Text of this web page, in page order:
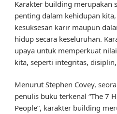
Karakter building merupakan
penting dalam kehidupan
kesuksesan karir maupun
hidup secara keseluruhan.
upaya untuk memperkuat
kita, seperti integritas,
Menurut Stephen Covey,
penulis buku terkenal “The 7
People”, karakter building